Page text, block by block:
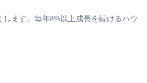
ます。毎年8%以上成長を続けるハウ